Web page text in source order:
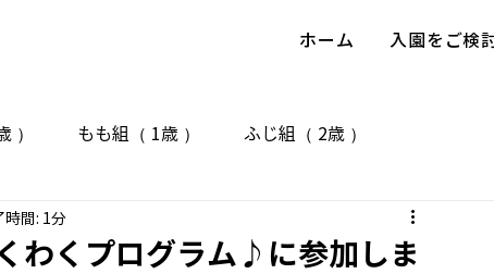
ホーム 入園をご検
） もも組（ 1歳 ） ふじ組（ 2歳 ）
）
わくプログラム♪に参加しま
時間: 1分